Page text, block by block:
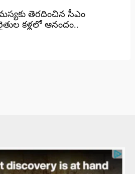
తెరదించిన సీఎం
కళ్లలో ఆనందం..